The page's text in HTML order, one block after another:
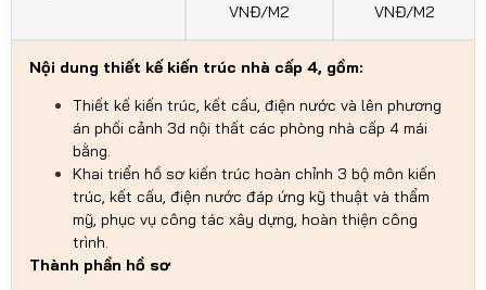
VNĐ/M2
VNĐ/M2
Nội dung thiết kế kiến trúc nhà cấp 4, gồm:
Thiết kế kiến trúc, kết cấu, điện nước và lên phương
án phối cảnh 3d nội thất các phòng nhà cấp 4 mái
bằng.
Khai triển hồ sơ kiến trúc hoàn chỉnh 3 bộ môn kiến
trúc, kết cấu, điện nước đáp ứng kỹ thuật và thẩm
mỹ, phục vụ công tác xây dựng, hoàn thiện công
trình.
Thành phần hồ sơ